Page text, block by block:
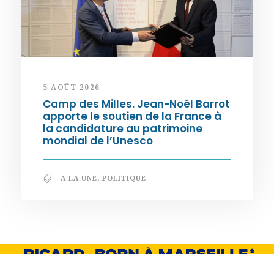
5 AOÛT 2026
Camp des Milles. Jean-Noël Barrot
apporte le soutien de la France à
la candidature au patrimoine
mondial de l’Unesco
A LA UNE, POLITIQUE